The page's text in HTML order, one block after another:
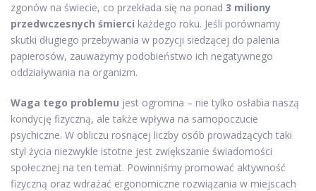
zgonów na świecie, co przekłada się na ponad 3 miliony
przedwczesnych śmierci każdego roku. Jeśli porównamy
skutki długiego przebywania w pozycji siedzącej do palenia
papierosów, zauważymy podobieństwo ich negatywnego
oddziaływania na organizm.
Waga tego problemu jest ogromna – nie tylko osłabia naszą
kondycję fizyczną, ale także wpływa na samopoczucie
psychiczne. W obliczu rosnącej liczby osób prowadzących taki
styl życia niezwykle istotne jest zwiększanie świadomości
społecznej na ten temat. Powinniśmy promować aktywność
fizyczną oraz wdrażać ergonomiczne rozwiązania w miejscach